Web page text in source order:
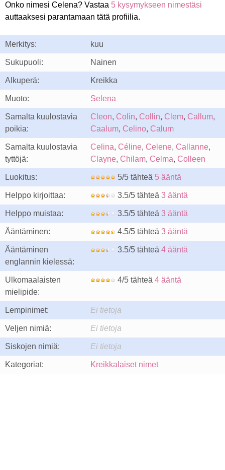
Onko nimesi Celena? Vastaa 5 kysymykseen nimestäsi
auttaaksesi parantamaan tätä profiilia.
Merkitys: kuu
Sukupuoli: Nainen
Alkuperä: Kreikka
Muoto: Selena
Samalta kuulostavia
poikia:
Cleon, Colin, Collin, Clem, Callum,
Caalum, Celino, Calum
Samalta kuulostavia
tyttöjä:
Celina, Céline, Celene, Callanne,
Clayne, Chilam, Celma, Colleen
Luokitus: 5/5 tähteä 5 ääntä
Helppo kirjoittaa: 3.5/5 tähteä 3 ääntä
Helppo muistaa: 3.5/5 tähteä 3 ääntä
Ääntäminen: 4.5/5 tähteä 3 ääntä
Ääntäminen
englannin kielessä:
3.5/5 tähteä 4 ääntä
Ulkomaalaisten
mielipide:
4/5 tähteä 4 ääntä
Lempinimet: Ei tietoja
Veljen nimiä: Ei tietoja
Siskojen nimiä: Ei tietoja
Kategoriat: Kreikkalaiset nimet